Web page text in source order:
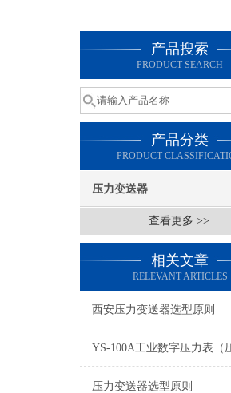
产品搜索
PRODUCT SEARCH
产品分类
PRODUCT
压力变送器
查看更多 >>
相关文章
RELEVANT ARTICLES
西安压力变送器选型原则
压力变送器选型原则